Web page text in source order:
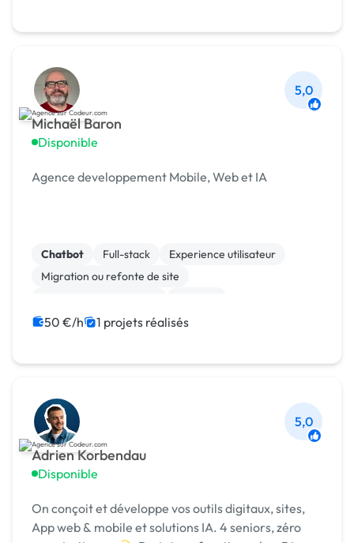
Michaël Baron
Disponible
5,0
Agence developpement Mobile, Web et IA
Chatbot Full-stack
Experience utilisateur
Migration ou refonte de site
Site clé en main
Big Data
50 €/h 1 projets réalisés
Adrien Korbendau
Disponible
5,0
On conçoit et développe vos outils digitaux, sites,
App web & mobile et solutions IA. 4 seniors, zéro